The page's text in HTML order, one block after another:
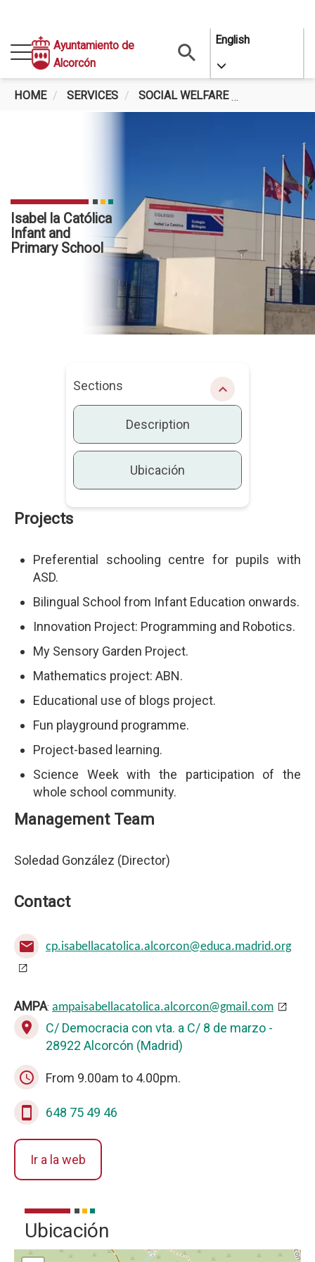
to
content
Ayuntamiento de
Alcorcón
English
Toggle
HOME SERVICES SOCIAL WELFARE
Isabel la Católica
Infant and
Primary School
Sections chevron_right
Description
Ubicación
Description
Projects
Preferential schooling centre for pupils with
ASD.
Bilingual School from Infant Education onwards.
Innovation Project: Programming and Robotics.
My Sensory Garden Project.
Mathematics project: ABN.
Educational use of blogs project.
Fun playground programme.
Project-based learning.
Science Week with the participation of the
whole school community.
Management Team
Soledad González (Director)
Contact
mail cp.isabellacatolica.alcorcon@educa.madrid.org
AMPA: ampaisabellacatolica.alcorcon@gmail.com
place
C/ Democracia con vta. a C/ 8 de marzo -
28922 Alcorcón (Madrid)
schedule From 9.00am to 4.00pm.
stay_current_portrait 648 75 49 46
Ir a la web
Ubicación